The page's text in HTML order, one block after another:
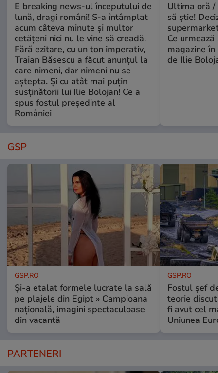
E breaking news-ul începutului de
lună, dragi români! S-a întâmplat
acum câteva minute și multor
cetățeni nici nu le vine să creadă.
Fără ezitare, cu un ton imperativ,
Traian Băsescu a făcut anunțul la
care nimeni, dar nimeni nu se
aștepta. Și cu atât mai puțin
susținătorii lui Ilie Bolojan! Ce a
spus fostul președinte al
României
Ultima oră /
să știe!
Ce
magazine
de Ilie
GSP
GSP.RO
Și-a etalat formele lucrate la sală
pe plajele din Egipt » Campioana
națională, imagini spectaculoase
din vacanță
GSP.RO
Fostul șef
teorie
fi avut cel
Uniunea
PARTENERI